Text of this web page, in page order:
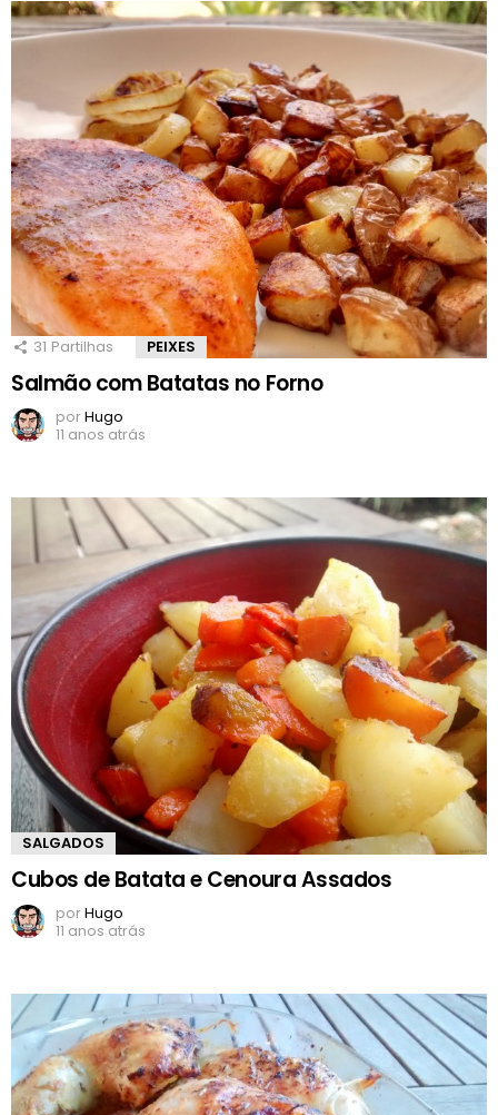
31 Partilhas PEIXES
Salmão com Batatas no Forno
porHugo
11 anos atrás
SALGADOS
Cubos de Batata e Cenoura Assados
porHugo
11 anos atrás